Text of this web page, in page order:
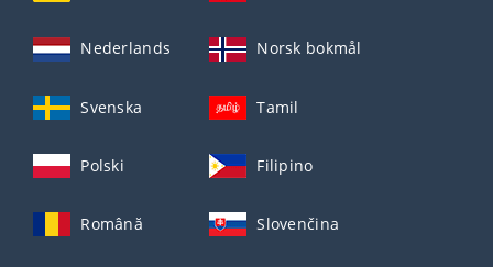
Nederlands Norsk bokmål
Svenska Tamil
Polski Filipino
Română Slovenčina